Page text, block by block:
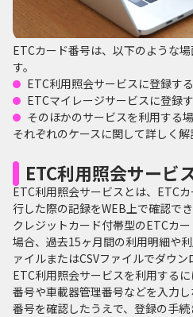
ETCカード番号は、以下のような
す。
ETC利用照会サービスに登録す
ETCマイレージサービスに登録
そのほかのサービスを利用する
それぞれのケースに関して詳しく解
ETC利用照会サービ
ETC利用照会サービスとは、ETC
行した際の記録をWEB上で確認でき
クレジットカード付帯型のETCカ
場合、過去15ヶ月間の利用明細や
ァイルまたはCSVファイルでダウン
ETC利用照会サービスを利用する
番号や車載器管理番号などを入力
番号を確認したうえで、登録の手続